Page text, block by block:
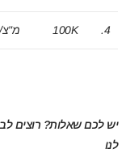
4.
100K מ"צ/5
יש לכם שאלות? רוצים
לנו